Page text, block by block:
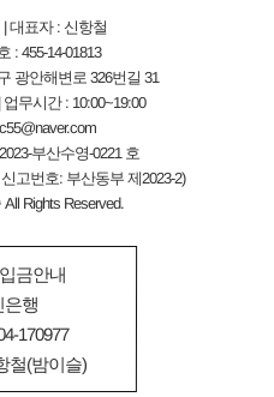
대표자 : 신항철
: 455-14-01813
광안해변로 326번길 31
무시간 : 10:00~19:00
부산수영-0221 호
고번호: 부산동부 제2023-2)
Rights Reserved.
금안내
은행
170977
철(밤이슬)